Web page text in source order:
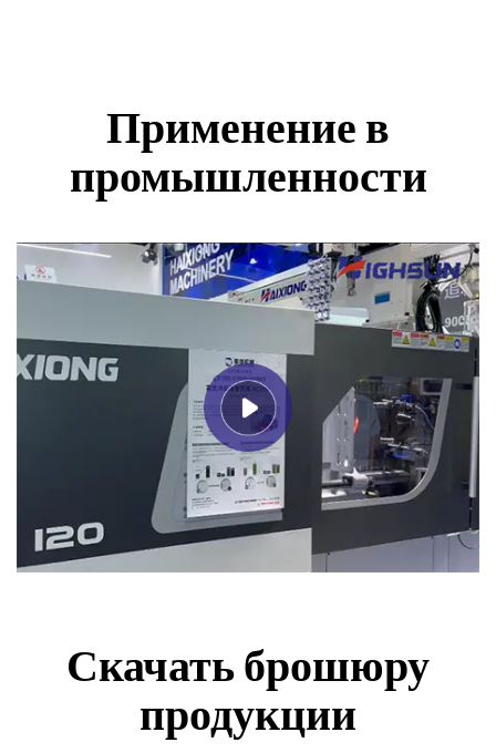
Применение в
промышленности
Скачать брошюру
продукции